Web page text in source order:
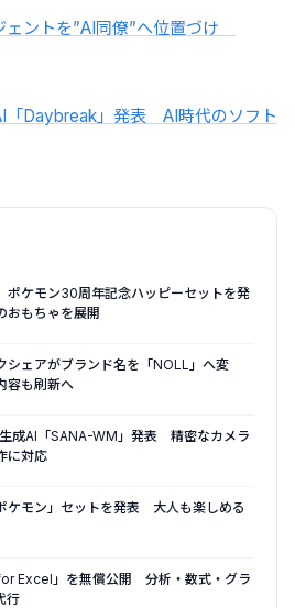
ェントを”AI同僚”へ位置づけ
「Daybreak」発表 AI時代のソフト
ポケモン30周年記念ハッピーセットを発
もちゃを展開
シェアがブランド名を「NOLL」へ変
容も刷新へ
成AI「SANA-WM」発表 精密なカメラ
に対応
ケモン」セットを発表 大人も楽しめる
Excel」を無償公開 分析・数式・グラ
行